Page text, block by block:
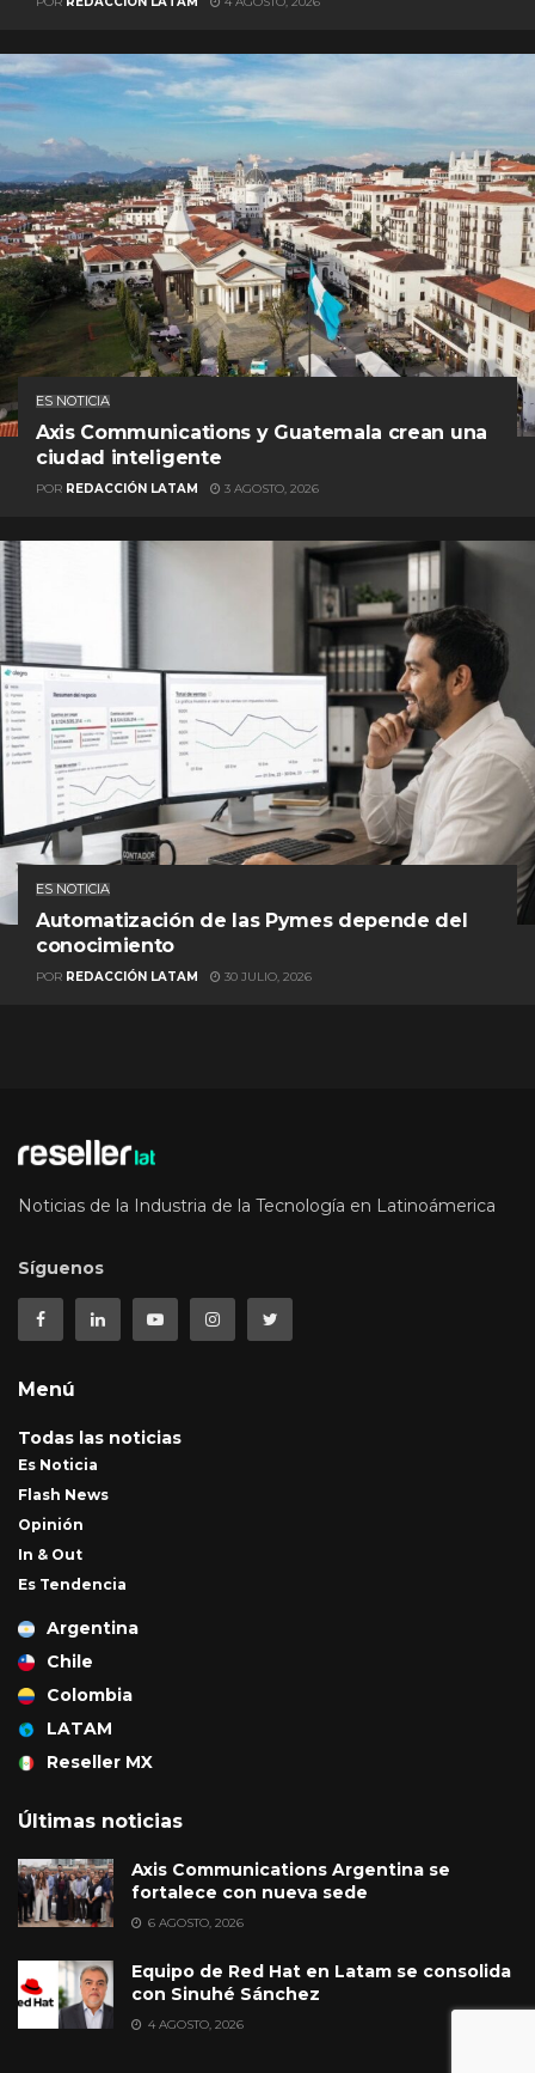
ES NOTICIA
Axis Communications y Guatemala crean una
ciudad inteligente
POR REDACCIÓN LATAM 3 AGOSTO, 2026
ES NOTICIA
Automatización de las Pymes depende del
conocimiento
POR REDACCIÓN LATAM 30 JULIO, 2026
Noticias de la Industria de la Tecnología en Latinoámerica
Síguenos
Menú
Todas las noticias
Es Noticia
Flash News
Opinión
In & Out
Es Tendencia
Argentina
Chile
Colombia
LATAM
Reseller MX
Últimas noticias
Axis Communications Argentina se
fortalece con nueva sede
6 AGOSTO, 2026
Equipo de Red Hat en Latam se consolida
con Sinuhé Sánchez
4 AGOSTO, 2026